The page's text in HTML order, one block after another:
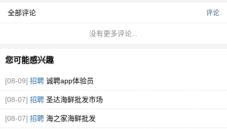
全部评论 评论
没有更多评论...
您可能感兴趣
[08-09] 招聘 诚聘app体验员
[08-07] 招聘 圣达海鲜批发市场
[08-07] 招聘 海之家海鲜批发